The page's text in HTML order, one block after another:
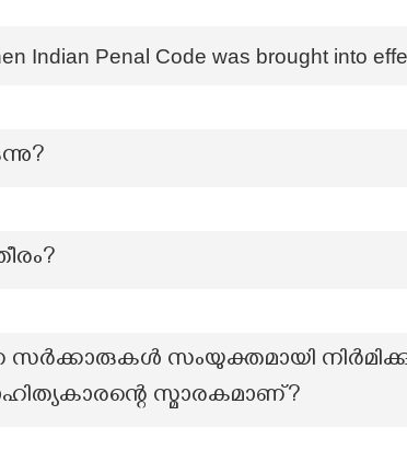
Indian Penal Code was brought into
സംയുക്തമായി
സ്മാരകമാണ്?